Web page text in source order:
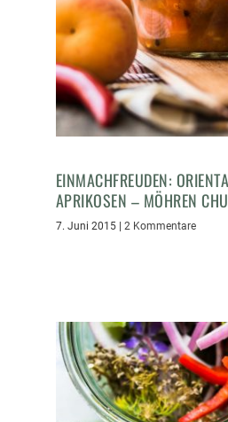
EINMACHFREUDEN:
APRIKOSEN – MÖHREN
7. Juni 2015| 2 Kommentare